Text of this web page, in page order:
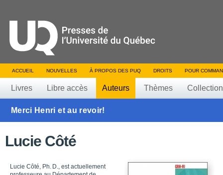
ACCUEIL NOUVELLES À PROPOS DES PUQ DROITS POUR
Livres Libre accès Auteurs Thèmes
Merci Henri et au revoir!
Lucie Côté
Lucie Côté, Ph. D., est actuellement